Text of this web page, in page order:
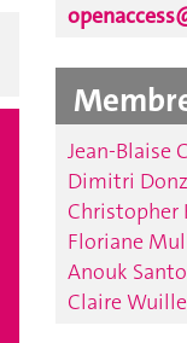
Jean-Blaise
Dimitri
Christopher
Floriane
Anouk
Claire